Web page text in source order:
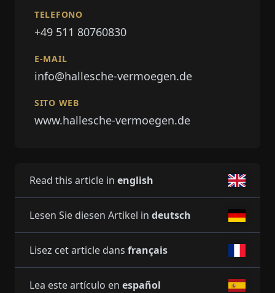
TELEFONO
+49 511 80760830
E-MAIL
info@hallesche-vermoegen.de
SITO WEB
www.hallesche-vermoegen.de
Read this article in english
Lesen Sie diesen Artikel in deutsch
Lisez cet article dans français
Lea este artículo en español